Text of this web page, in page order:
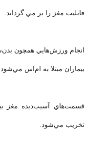
قابليت مغز را بر مي گرداند.
انجام ورزش‌هايي همچون
بيماران مبتلا به ام‌اس مي‌شود.
قسمت‌هاي آسيب‌ديده مغز
تخريب مي‌شود.